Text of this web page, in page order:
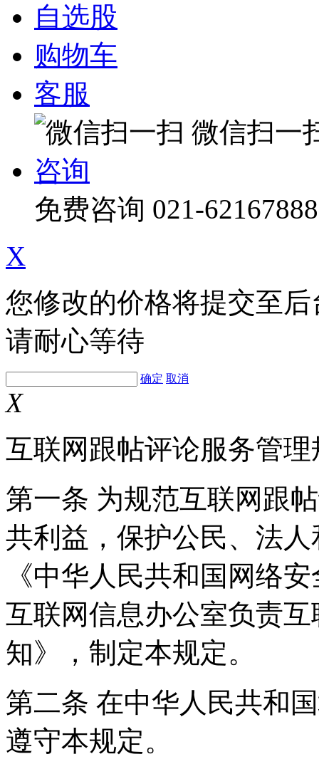
自选股
购物车
客服
微信扫一
咨询
免费咨询 021-62167888
X
您修改的价格将提交至
请耐心等待
确定 取消
X
互联网跟帖评论服务管理
第一条 为规范互联网跟
共利益，保护公民、法
《中华人民共和国网络
互联网信息办公室负责
知》，制定本规定。
第二条 在中华人民共和
遵守本规定。